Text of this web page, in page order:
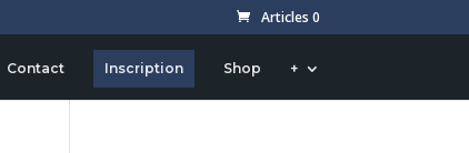
Articles 0
Contact Inscription Shop +